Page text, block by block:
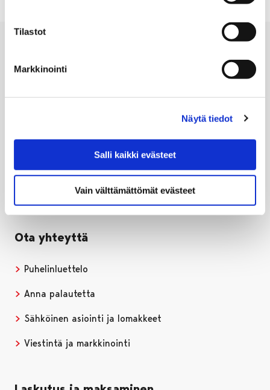
Tilastot
Markkinointi
Näytä tiedot
Salli kaikki evästeet
Vain välttämättömät evästeet
Puh. 02 621 1100
Porin kaupunki Facebookissa
Avautuu uudessa välilehdessä
Porin kaupunki Instagramissa
Avautuu uudessa välilehdessä
Porin kaupunki Youtubessa
Avautuu uudessa välilehdessä
Porin kaupunki LinkedInissa
Avautuu uudessa välilehdessä
Ota yhteyttä
Puhelinluettelo
Anna palautetta
Sähköinen asiointi ja lomakkeet
Viestintä ja markkinointi